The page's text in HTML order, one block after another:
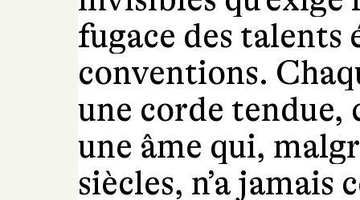
fugace des talents
conventions.
une corde tendue,
une âme qui,
siècles, n’a jamais